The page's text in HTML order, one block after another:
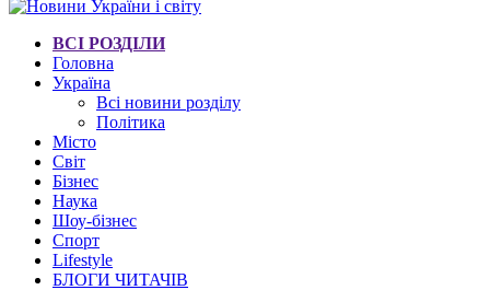
ВСІ РОЗДІЛИ
Головна
Україна
Всі новини розділу
Політика
Місто
Світ
Бізнес
Наука
Шоу-бізнес
Спорт
Lifestyle
БЛОГИ ЧИТАЧІВ